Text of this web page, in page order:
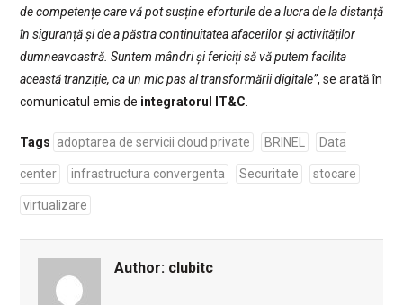
de competențe care vă pot susține eforturile de a lucra de la distanță
în siguranță și de a păstra continuitatea afacerilor și activităților
dumneavoastră. Suntem mândri și fericiți să vă putem facilita
această tranziție, ca un mic pas al transformării digitale”, se arată în
comunicatul emis de integratorul IT&C
Tags adoptarea de servicii cloud private BRINEL Data
center infrastructura convergenta Securitate stocare
virtualizare
Author: clubitc